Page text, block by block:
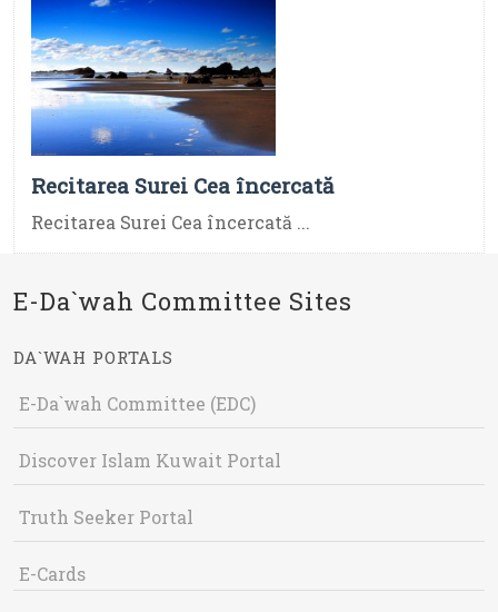
Recitarea Surei Cea încercată
Recitarea Surei Cea încercată ...
E-Da`wah Committee Sites
DA`WAH PORTALS
E-Da`wah Committee (EDC)
Discover Islam Kuwait Portal
Truth Seeker Portal
E-Cards